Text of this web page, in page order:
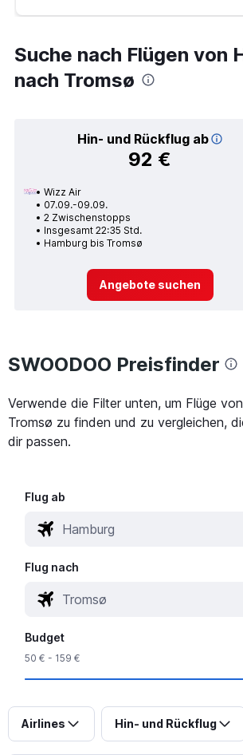
Suche nach Flügen von
nach Tromsø
Hin- und Rückflug ab
92 €
Wizz Air
07.09.-09.09.
2 Zwischenstopps
Insgesamt 22:35 Std.
Hamburg bis Tromsø
Angebote suchen
SWOODOO Preisfinder
Verwende die Filter unten, um Flüge
Tromsø zu finden und zu vergleichen,
dir passen.
Flug ab
Flug nach
Budget
50 € - 159 €
Airlines Hin- und Rückflug